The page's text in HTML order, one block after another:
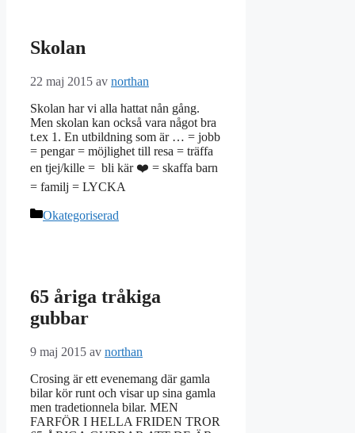
Skolan
22 maj 2015 av northan
Skolan har vi alla hattat nån gång.
Men skolan kan också vara något bra
t.ex 1. En utbildning som är … = jobb
= pengar = möjlighet till resa = träffa
en tjej/kille = bli kär ❤️ = skaffa barn
= familj = LYCKA
Kategorier
Okategoriserad
65 åriga tråkiga
gubbar
9 maj 2015 av northan
Crosing är ett evenemang där gamla
bilar kör runt och visar up sina gamla
men tradetionnela bilar. MEN
FARFÖR I HELLA FRIDEN TROR